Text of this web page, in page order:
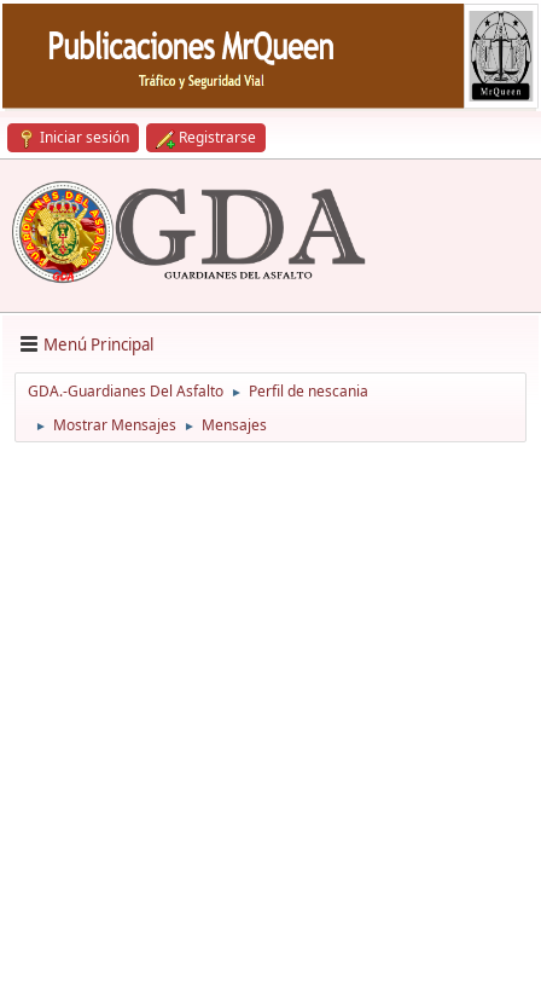
Iniciar sesión Registrarse
Menú Principal
GDA.-Guardianes Del Asfalto ► Perfil de nescania
► Mostrar Mensajes ► Mensajes